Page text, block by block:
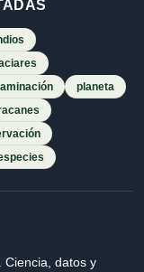
planeta
Ciencia, datos y